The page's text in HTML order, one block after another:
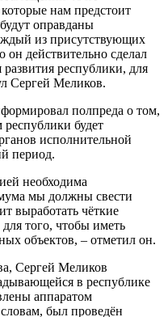
нам предстоит
оправданы
из присутствующих
он действительно сделал
республики, для
Сергей Меликов.
полпреда о том,
республики будет
исполнительной
период.
необходима
мы должны свести
выработать чёткие
того, чтобы иметь
объектов, – отметил он.
Сергей Меликов
в республике
аппаратом
был проведён